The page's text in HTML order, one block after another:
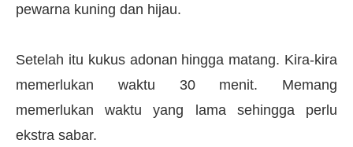
pewarna kuning dan hijau.
Setelah itu kukus adonan hingga matang. Kira-kira
memerlukan waktu 30 menit. Memang
memerlukan waktu yang lama sehingga perlu
ekstra sabar.